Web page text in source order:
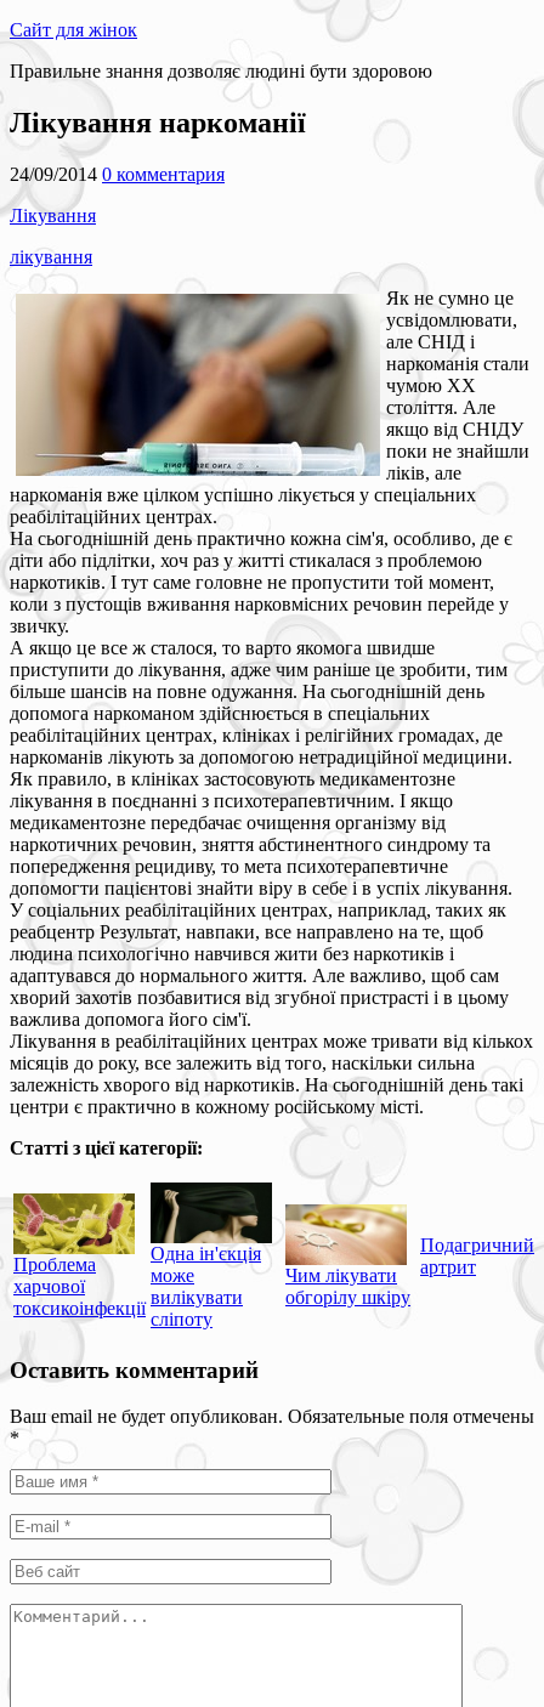
Сайт для жінок
Правильне знання дозволяє людині бути здоровою
Лікування наркоманії
24/09/2014 0 комментария
Лікування
лікування
Як не сумно це
усвідомлювати,
але СНІД і
наркоманія стали
чумою XX
століття. Але
якщо від СНІДУ
поки не знайшли
ліків, але
наркоманія вже цілком успішно лікується у спеціальних
реабілітаційних центрах.
На сьогоднішній день практично кожна сім'я, особливо, де є
діти або підлітки, хоч раз у житті стикалася з проблемою
наркотиків. І тут саме головне не пропустити той момент,
коли з пустощів вживання нарковмісних речовин перейде у
звичку.
А якщо це все ж сталося, то варто якомога швидше
приступити до лікування, адже чим раніше це зробити, тим
більше шансів на повне одужання. На сьогоднішній день
допомога наркоманом здійснюється в спеціальних
реабілітаційних центрах, клініках і релігійних громадах, де
наркоманів лікують за допомогою нетрадиційної медицини.
Як правило, в клініках застосовують медикаментозне
лікування в поєднанні з психотерапевтичним. І якщо
медикаментозне передбачає очищення організму від
наркотичних речовин, зняття абстинентного синдрому та
попередження рецидиву, то мета психотерапевтичне
допомогти пацієнтові знайти віру в себе і в успіх лікування.
У соціальних реабілітаційних центрах, наприклад, таких як
реабцентр Результат, навпаки, все направлено на те, щоб
людина психологічно навчився жити без наркотиків і
адаптувався до нормального життя. Але важливо, щоб сам
хворий захотів позбавитися від згубної пристрасті і в цьому
важлива допомога його сім'ї.
Лікування в реабілітаційних центрах може тривати від кількох
місяців до року, все залежить від того, наскільки сильна
залежність хворого від наркотиків. На сьогоднішній день такі
центри є практично в кожному російському місті.
Статті з цієї категорії:
Проблема
харчової
токсикоінфекції
Одна ін'єкція
може
вилікувати
сліпоту
Чим лікувати
обгорілу шкіру
Подагричний
артрит
Оставить комментарий
Ваш email не будет опубликован. Обязательные поля отмечены
*